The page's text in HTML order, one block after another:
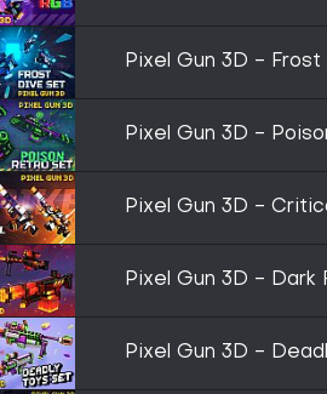
Pixel Gun 3D -
Pixel Gun 3D -
Pixel Gun 3D -
Pixel Gun 3D - Dark
Pixel Gun 3D -